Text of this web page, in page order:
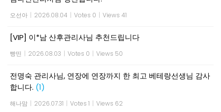
오선아 | 2026.08.04 | Votes 0 | Views 41
[VIP] 이*남 산후관리사님 추천드립니다
빵띤 | 2026.08.03 | Votes 0 | Views 50
전명숙 관리사님, 연장에 연장까지 한 최고 베테랑선생님 감사
합니다. (1)
해나맘 | 2026.07.31 | Votes 1 | Views 62